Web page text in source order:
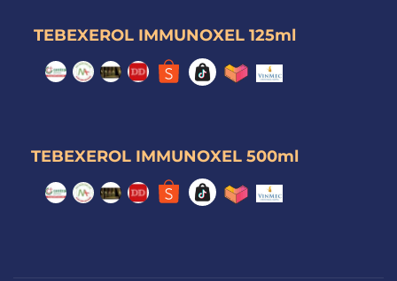
TEBEXEROL IMMUNOXEL 125ml
TEBEXEROL IMMUNOXEL 500ml